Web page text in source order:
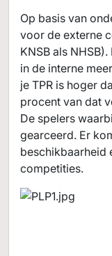
Op basis van
voor de externe
KNSB als
in de interne
je TPR is hoger
procent van dat
De spelers
gearceerd. Er
beschikbaarheid
competities.